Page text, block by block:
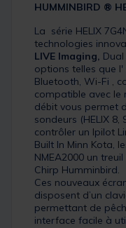
HUMMINBIRD ®
La série HELIX
technologies
LIVE Imaging,
options telles que l'
Bluetooth, Wi-Fi ,
compatible avec le
débit vous permet
sondeurs (HELIX 8,
contrôler un Ipilot
Built In Minn Kota,
NMEA2000 un
Chirp Humminbird.
Ces nouveaux
disposent d’un
permettant de
interface facile à